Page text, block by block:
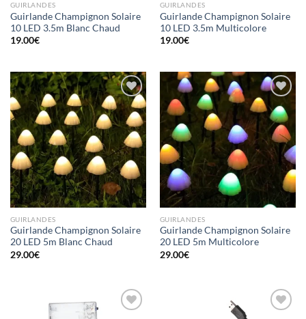
GUIRLANDES
Guirlande Champignon Solaire
10 LED 3.5m Blanc Chaud
19.00€
GUIRLANDES
Guirlande Champignon Solaire
10 LED 3.5m Multicolore
19.00€
Ajouter
à la liste
d’envies
GUIRLANDES
Guirlande Champignon Solaire
20 LED 5m Blanc Chaud
29.00€
Ajouter
à la liste
d’envies
GUIRLANDES
Guirlande Champignon Solaire
20 LED 5m Multicolore
29.00€